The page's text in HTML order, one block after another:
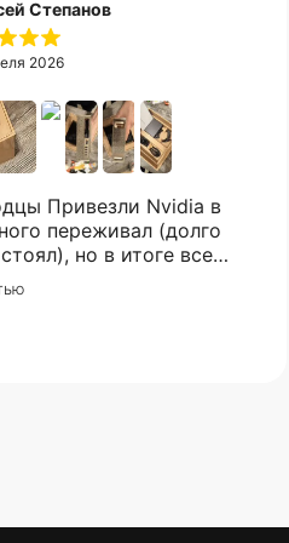
Степанов
2026
Nvidia в
переживал (долго
но в итоге все
мгновенно,
на самом